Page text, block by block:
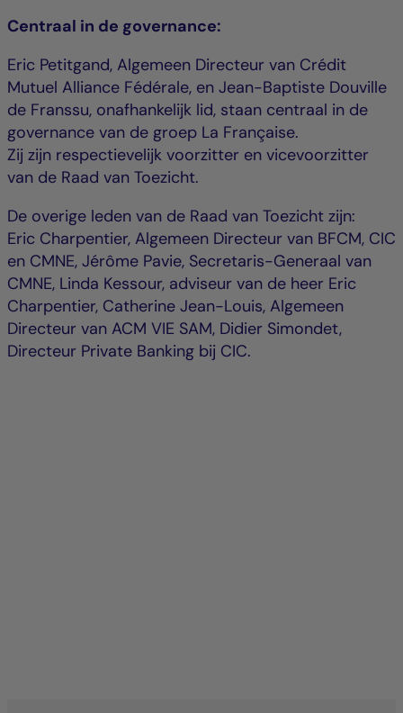
Centraal in de governance:
Eric Petitgand, Algemeen Directeur van Crédit
Mutuel Alliance Fédérale, en Jean-Baptiste Douville
de Franssu, onafhankelijk lid, staan centraal in de
governance van de groep La Française.
Zij zijn respectievelijk voorzitter en vicevoorzitter
van de Raad van Toezicht.
De overige leden van de Raad van Toezicht zijn:
Eric Charpentier, Algemeen Directeur van BFCM, CIC
en CMNE, Jérôme Pavie, Secretaris-Generaal van
CMNE, Linda Kessour, adviseur van de heer Eric
Charpentier, Catherine Jean-Louis, Algemeen
Directeur van ACM VIE SAM, Didier Simondet,
Directeur Private Banking bij CIC.